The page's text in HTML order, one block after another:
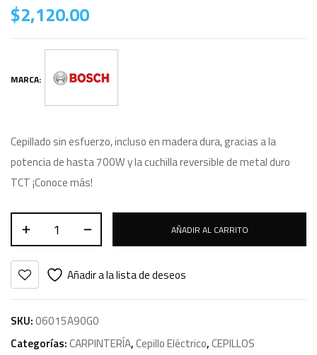
$2,120.00
MARCA:
Cepillado sin esfuerzo, incluso en madera dura, gracias a la
potencia de hasta 700W y la cuchilla reversible de metal duro
TCT ¡Conoce más!
AÑADIR AL CARRITO
Añadir a la lista de deseos
SKU:06015A90G0
Categorías:CARPINTERÍA,Cepillo Eléctrico,CEPILLOS